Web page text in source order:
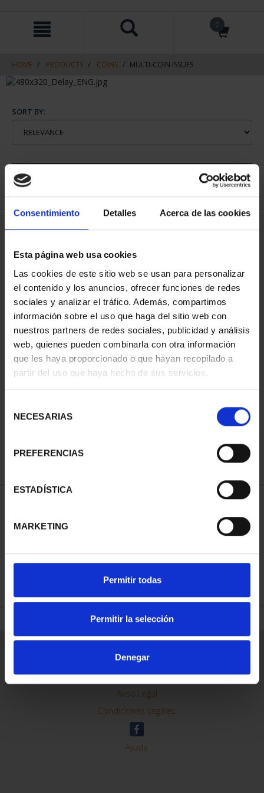
Consentimiento Detalles Acerca de las cookies
Esta página web usa cookies
Las cookies de este sitio web se usan para personalizar
el contenido y los anuncios, ofrecer funciones de redes
sociales y analizar el tráfico. Además, compartimos
información sobre el uso que haga del sitio web con
nuestros partners de redes sociales, publicidad y análisis
web, quienes pueden combinarla con otra información
que les haya proporcionado o que hayan recopilado a
partir del uso que haya hecho de sus servicios.
NECESARIAS
PREFERENCIAS
ESTADÍSTICA
MARKETING
Permitir todas
Permitir la selección
Denegar
navigation
0
HOME PRODUCTS COINS MULTI-COIN ISSUES
SORT BY:
1 Products found
€3,796.00
REFINE
Contacto
Preguntas Frequentes (FAQs)
Aviso Legal
Condiciones Legales
Ayuda